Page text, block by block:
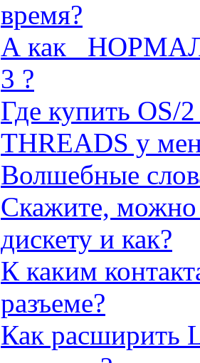
время?
А как
3 ?
Где купить OS/
THREADS у
Волшебные
Скажите, можно
дискету и как?
К каким
pазъеме?
Как pасшиpить